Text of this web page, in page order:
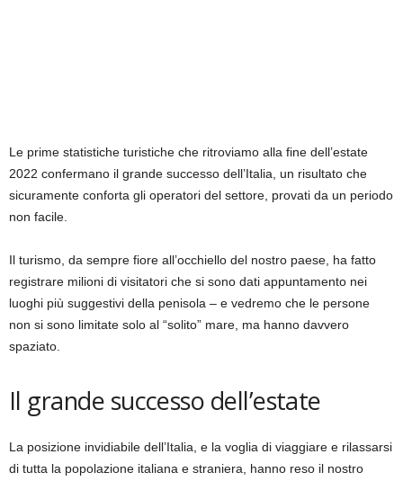
Le prime statistiche turistiche che ritroviamo alla fine dell’estate
2022 confermano il grande successo dell’Italia, un risultato che
sicuramente conforta gli operatori del settore, provati da un periodo
non facile.
Il turismo, da sempre fiore all’occhiello del nostro paese, ha fatto
registrare milioni di visitatori che si sono dati appuntamento nei
luoghi più suggestivi della penisola – e vedremo che le persone
non si sono limitate solo al “solito” mare, ma hanno davvero
spaziato.
Il grande successo dell’estate
La posizione invidiabile dell’Italia, e la voglia di viaggiare e rilassarsi
di tutta la popolazione italiana e straniera, hanno reso il nostro